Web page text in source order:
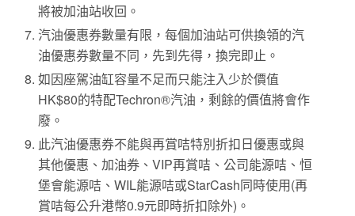
將被加油站收回。
汽油優惠券數量有限，每個加油站可供換領的汽
油優惠券數量不同，先到先得，換完即止。
如因座駕油缸容量不足而只能注入少於價值
HK$80的特配Techron®汽油，剩餘的價值將會作
廢。
此汽油優惠券不能與再賞咭特別折扣日優惠或與
其他優惠、加油券、VIP再賞咭、公司能源咭、恒
堡會能源咭、WIL能源咭或StarCash同時使用(再
賞咭每公升港幣0.9元即時折扣除外)。